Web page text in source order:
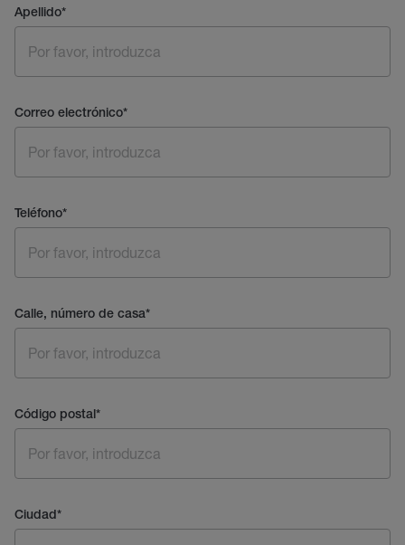
Apellido*
Correo electrónico*
Teléfono*
Calle, número de casa*
Código postal*
Ciudad*